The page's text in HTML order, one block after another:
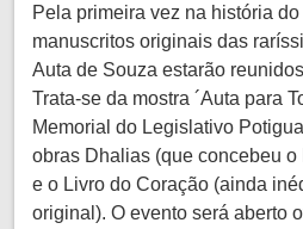
Pela primeira vez na história
manuscritos originais das
Auta de Souza estarão
Trata-se da mostra ´Auta para
Memorial do Legislativo
obras Dhalias (que concebeu o
e o Livro do Coração (ainda
original). O evento será aberto